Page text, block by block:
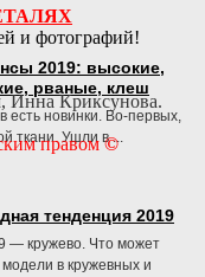
2019: высокие,
рваные, клеш
есть новинки. Во-первых,
ткани. Ушли в ...
тенденция 2019
— кружево. Что может
в кружевных и
и фотографий!
Инна Криксунова.
правом ©